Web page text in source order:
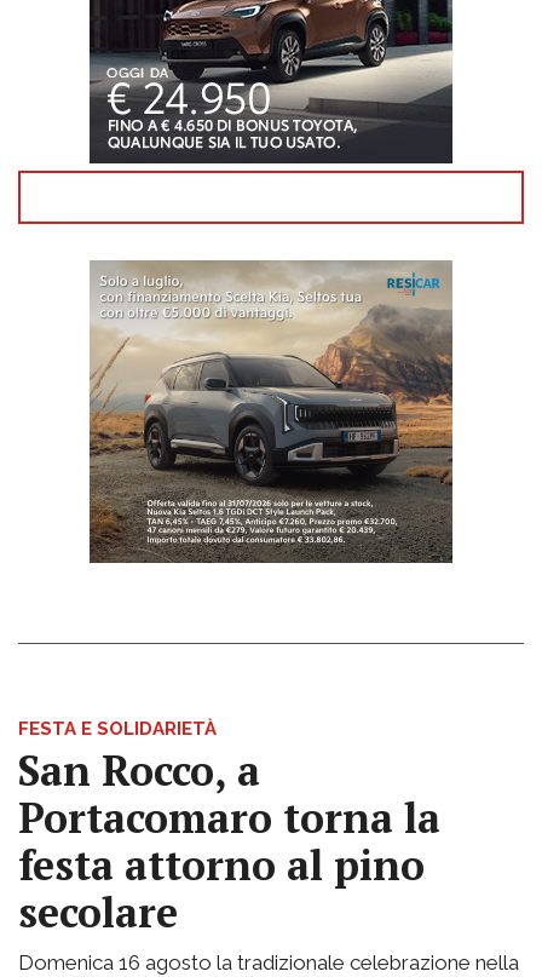
FESTA E SOLIDARIETÀ
San Rocco, a
Portacomaro torna la
festa attorno al pino
secolare
Domenica 16 agosto la tradizionale celebrazione nella